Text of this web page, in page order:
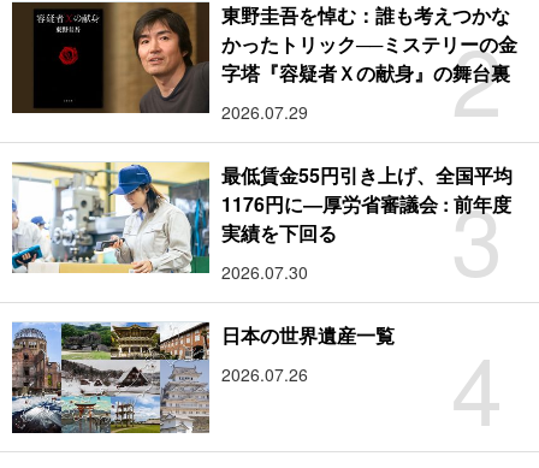
2
東野圭吾を悼む：誰も考えつかな
かったトリック──ミステリーの金
字塔『容疑者Ｘの献身』の舞台裏
2026.07.29
3
最低賃金55円引き上げ、全国平均
1176円に―厚労省審議会 : 前年度
実績を下回る
2026.07.30
4
日本の世界遺産一覧
2026.07.26